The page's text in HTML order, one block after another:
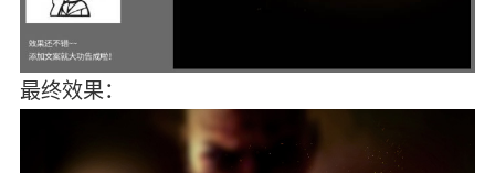
最终效果：